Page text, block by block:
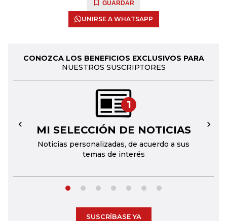
GUARDAR
UNIRSE A WHATSAPP
CONOZCA LOS BENEFICIOS EXCLUSIVOS PARA
NUESTROS SUSCRIPTORES
1
MI SELECCIÓN DE NOTICIAS
Noticias personalizadas, de acuerdo a sus
temas de interés
← →
SUSCRÍBASE YA